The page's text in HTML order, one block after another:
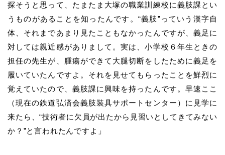
探そうと思って、たまたま大塚の職業訓練校に義肢課とい
うものがあることを知ったんです。“義肢”っていう漢字自
体、それまであまり見たこともなかったんですが、義足に
対しては親近感がありまして。実は、小学校６年生ときの
担任の先生が、腫瘍ができて大腿切断をしたために義足を
履いていたんですよ。それを見せてもらったことを鮮烈に
覚えていたので、義肢課に興味を持ったんです。早速ここ
（現在の鉄道弘済会義肢装具サポートセンター） に見学に
来たら、“技術者に欠員が出たから見習いとしてきてみない
か？”と言われたんですよ」